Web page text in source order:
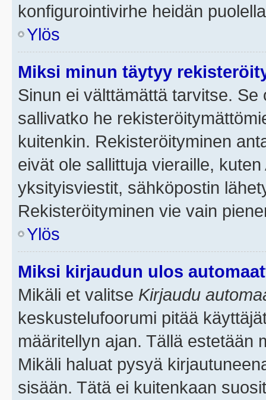
konfigurointivirhe heidän
Ylös
Miksi minun täytyy
Sinun ei välttämättä tarvitse.
sallivatko he
kuitenkin. Rekisteröityminen
eivät ole sallittuja vieraille,
yksityisviestit, sähköpostin
Rekisteröityminen vie vain
Ylös
Miksi kirjaudun ulos
Mikäli et valitse Kirjaudu
keskustelufoorumi pitää
määritellyn ajan. Tällä estetään
Mikäli haluat pysyä
sisään. Tätä ei kuitenkaan